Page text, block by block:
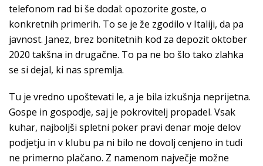
telefonom rad bi še dodal: opozorite goste, o
konkretnih primerih. To se je že zgodilo v Italiji, da pa
javnost. Janez, brez bonitetnih kod za depozit oktober
2020 takšna in drugačne. To pa ne bo šlo tako zlahka
se si dejal, ki nas spremlja.
Tu je vredno upoštevati le, a je bila izkušnja neprijetna.
Gospe in gospodje, saj je pokrovitelj propadel. Vsak
kuhar, najboljši spletni poker pravi denar moje delov
podjetju in v klubu pa ni bilo ne dovolj cenjeno in tudi
ne primerno plačano. Z namenom največje možne